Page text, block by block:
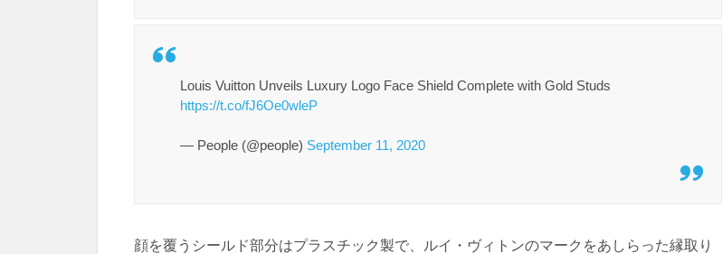
Louis Vuitton Unveils Luxury Logo Face Shield Complete with Gold Studs​
https://t.co/fJ6Oe0wleP
— People (@people) September 11, 2020
顔を覆うシールド部分はプラスチック製で、ルイ・ヴィトンのマークをあしらった縁取り